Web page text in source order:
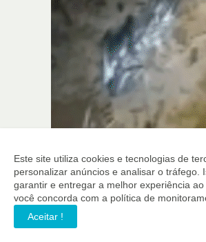
Este site utiliza cookies e tecnologias de
personalizar anúncios e analisar o tráfego.
garantir e entregar a melhor experiência ao
você concorda com a política de
Aceitar !